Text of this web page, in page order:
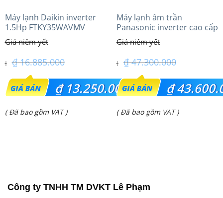
Máy lạnh Daikin inverter
1.5Hp FTKY35WAVMV
₫16.885.000
Giá
gốc
là:
₫13.250.000
Giá
( Đã bao gồm VAT )
Máy lạnh âm trần
Panasonic inverter cao cấp
(6.0Hp) S-3448PU3HA/U-
48PRH1H5
₫47.300.000
Giá
gốc
là:
₫
Giá
( Đã bao gồm VAT )
Công ty TNHH TM DVKT Lê Phạm